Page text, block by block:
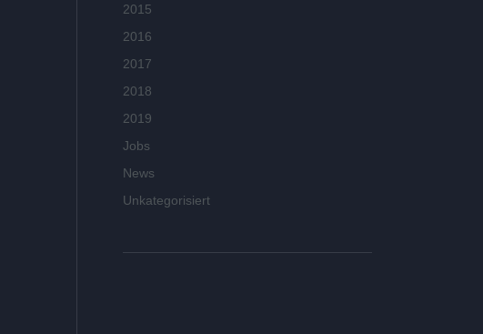
2015
2016
2017
2018
2019
Jobs
News
Unkategorisiert